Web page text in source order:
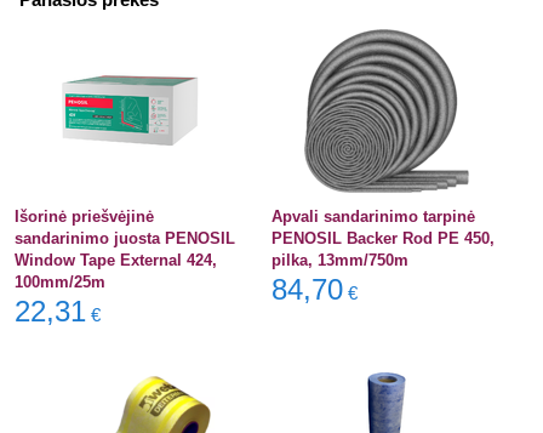
Išorinė priešvėjinė
sandarinimo juosta PENOSIL
Window Tape External 424,
100mm/25m
22,31 €
Apvali sandarinimo tarpinė
PENOSIL Backer Rod PE 450,
pilka, 13mm/750m
84,70 €